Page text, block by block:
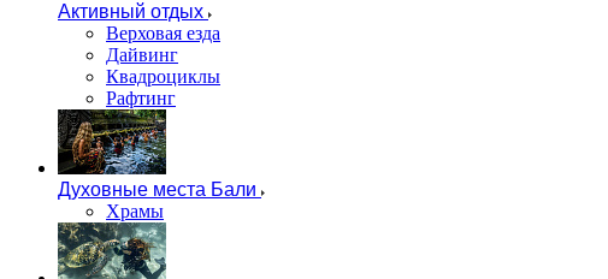
Активный отдых
Верховая езда
Дайвинг
Квадроциклы
Рафтинг
Духовные места Бали
Храмы